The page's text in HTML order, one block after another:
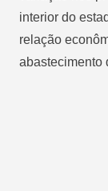
interior do
relação
abastecimento